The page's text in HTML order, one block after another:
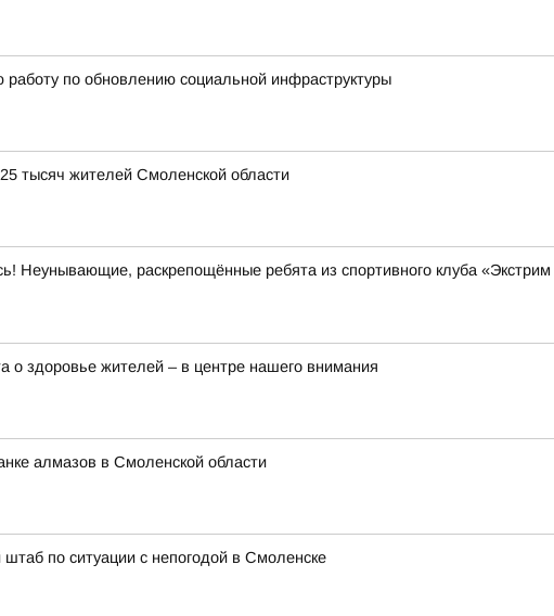
по обновлению социальной инфраструктуры
тысяч жителей Смоленской области
раскрепощённые ребята из спортивного клуба «Экстрим
о здоровье жителей – в центре нашего внимания
алмазов в Смоленской области
по ситуации с непогодой в Смоленске